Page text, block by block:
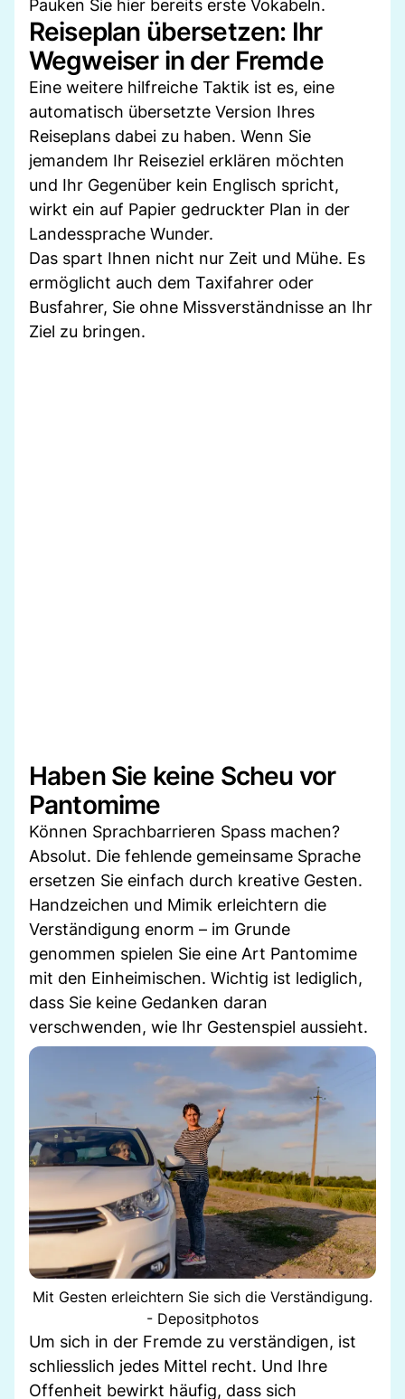
Pauken Sie hier bereits erste Vokabeln.
Reiseplan übersetzen: Ihr
Wegweiser in der Fremde
Eine weitere hilfreiche Taktik ist es, eine
automatisch übersetzte Version Ihres
Reiseplans dabei zu haben. Wenn Sie
jemandem Ihr Reiseziel erklären möchten
und Ihr Gegenüber kein Englisch spricht,
wirkt ein auf Papier gedruckter Plan in der
Landessprache Wunder.
Das spart Ihnen nicht nur Zeit und Mühe. Es
ermöglicht auch dem Taxifahrer oder
Busfahrer, Sie ohne Missverständnisse an Ihr
Ziel zu bringen.
Haben Sie keine Scheu vor
Pantomime
Können Sprachbarrieren Spass machen?
Absolut. Die fehlende gemeinsame Sprache
ersetzen Sie einfach durch kreative Gesten.
Handzeichen und Mimik erleichtern die
Verständigung enorm – im Grunde
genommen spielen Sie eine Art Pantomime
mit den Einheimischen. Wichtig ist lediglich,
dass Sie keine Gedanken daran
verschwenden, wie Ihr Gestenspiel aussieht.
Mit Gesten erleichtern Sie sich die Verständigung.
- Depositphotos
Um sich in der Fremde zu verständigen, ist
schliesslich jedes Mittel recht. Und Ihre
Offenheit bewirkt häufig, dass sich